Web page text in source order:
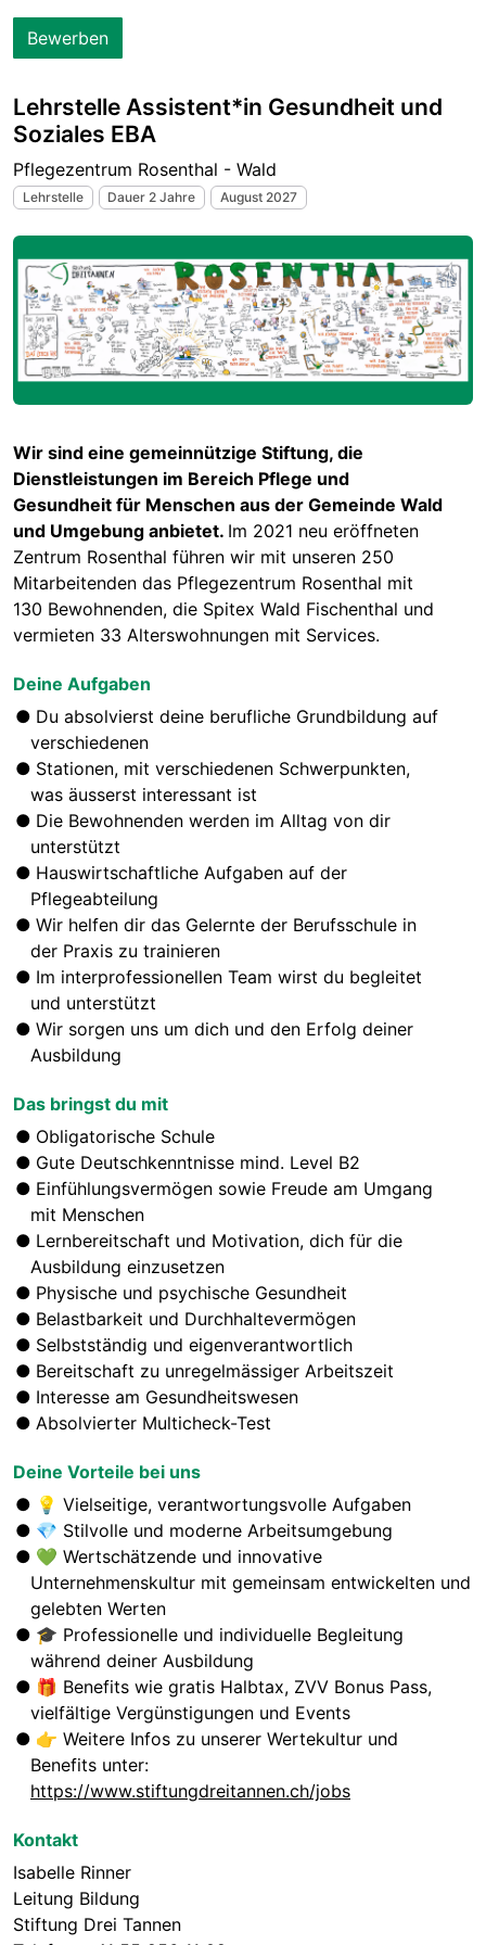
Bewerben
Lehrstelle Assistent*in Gesundheit und
Soziales EBA
Pflegezentrum Rosenthal - Wald
Lehrstelle Dauer 2 Jahre August 2027
Wir sind eine gemeinnützige Stiftung, die
Dienstleistungen im Bereich Pflege und
Gesundheit für Menschen aus der Gemeinde Wald
und Umgebung anbietet. Im 2021 neu eröffneten
Zentrum Rosenthal führen wir mit unseren 250
Mitarbeitenden das Pflegezentrum Rosenthal mit
130 Bewohnenden, die Spitex Wald Fischenthal und
vermieten 33 Alterswohnungen mit Services.
Deine Aufgaben
Du absolvierst deine berufliche Grundbildung auf
verschiedenen
Stationen, mit verschiedenen Schwerpunkten,
was äusserst interessant ist
Die Bewohnenden werden im Alltag von dir
unterstützt
Hauswirtschaftliche Aufgaben auf der
Pflegeabteilung
Wir helfen dir das Gelernte der Berufsschule in
der Praxis zu trainieren
Im interprofessionellen Team wirst du begleitet
und unterstützt
Wir sorgen uns um dich und den Erfolg deiner
Ausbildung
Das bringst du mit
Obligatorische Schule
Gute Deutschkenntnisse mind. Level B2
Einfühlungsvermögen sowie Freude am Umgang
mit Menschen
Lernbereitschaft und Motivation, dich für die
Ausbildung einzusetzen
Physische und psychische Gesundheit
Belastbarkeit und Durchhaltevermögen
Selbstständig und eigenverantwortlich
Bereitschaft zu unregelmässiger Arbeitszeit
Interesse am Gesundheitswesen
Absolvierter Multicheck-Test
Deine Vorteile bei uns
💡Vielseitige, verantwortungsvolle Aufgaben
💎 Stilvolle und moderne Arbeitsumgebung
💚Wertschätzende und innovative
Unternehmenskultur mit gemeinsam entwickelten und
gelebten Werten
🎓 Professionelle und individuelle Begleitung
während deiner Ausbildung
🎁 Benefits wie gratis Halbtax, ZVV Bonus Pass,
vielfältige Vergünstigungen und Events
👉Weitere Infos zu unserer Wertekultur und
Benefits unter:
https://www.stiftungdreitannen.ch/jobs
Kontakt
Isabelle Rinner
Leitung Bildung
Stiftung Drei Tannen